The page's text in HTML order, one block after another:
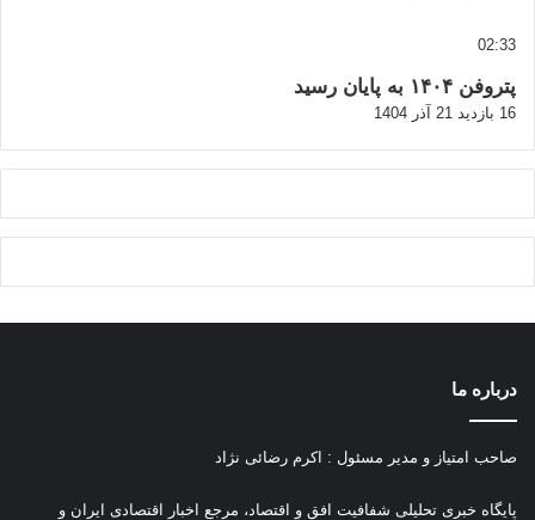
02:33
پتروفن ۱۴۰۴ به پایان رسید
16 بازدید 21 آذر 1404
درباره ما
صاحب امتیاز و مدیر مسئول : اکرم رضائی نژاد
پایگاه خبری تحلیلی شفافیت افق و اقتصاد، مرجع اخبار اقتصادی ایران و